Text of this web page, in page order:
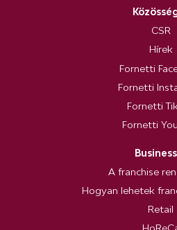
CSR
Hírek
Fornetti
Fornetti
Fornetti
Fornetti
Business
A franchise
Hogyan lehetek
Retail